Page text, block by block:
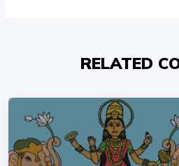
RELATED